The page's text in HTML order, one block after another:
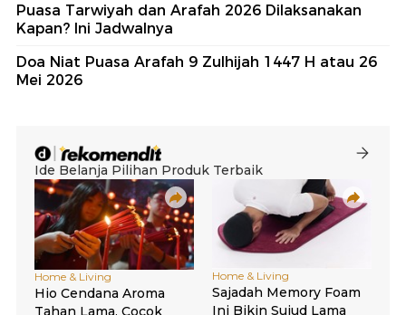
Puasa Tarwiyah dan Arafah 2026 Dilaksanakan
Kapan? Ini Jadwalnya
Doa Niat Puasa Arafah 9 Zulhijah 1447 H atau 26
Mei 2026